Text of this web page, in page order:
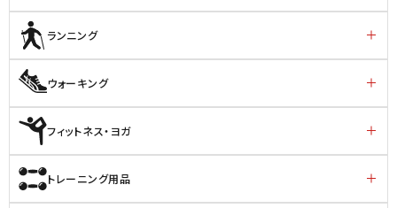
ランニング
ウォーキング
フィットネス・ヨガ
トレーニング用品